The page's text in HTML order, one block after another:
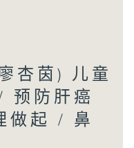
杏茵) 儿童
预防肝癌
做起 / 鼻